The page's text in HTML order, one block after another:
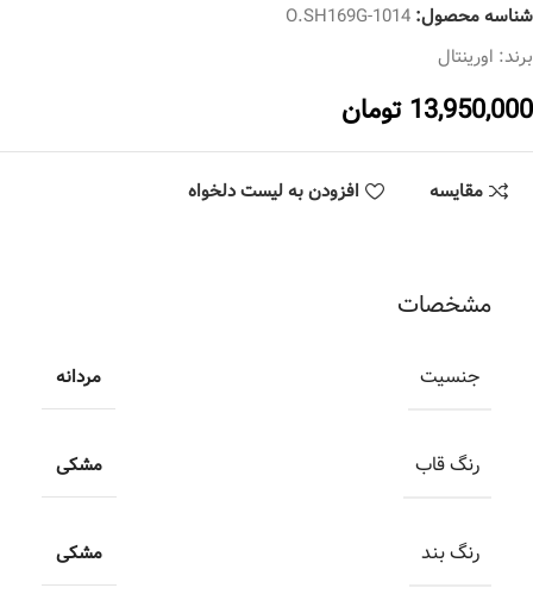
شناسه محصول:O.SH169G-1014
برند: اورینتال
13,950,000 تومان
مقایسه افزودن به لیست دلخواه
مشخصات
جنسیت مردانه
رنگ قاب مشکی
رنگ بند مشکی